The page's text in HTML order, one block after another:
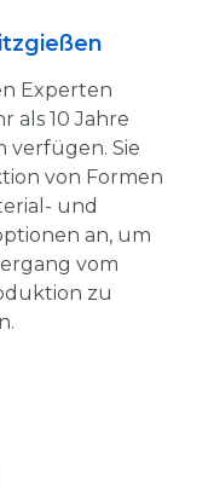
Experten
als 10 Jahre
verfügen. Sie
von Formen
und
an, um
vom
zu